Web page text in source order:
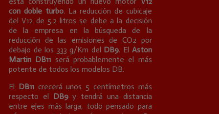
con doble turbo. La reducción de cubicaje
del V12 de 5.2 litros se debe a la decisión
de la empresa en la búsqueda de la
reducción de las emisiones de CO2 por
debajo de los 333 g/Km del DB9. El Aston
Martin DB11 será probablemente el más
potente de todos los modelos DB.
El DB11crecerá unos 5 centímetros más
respecto el DB9y tendrá una distancia
entre ejes más larga, todo pensado para